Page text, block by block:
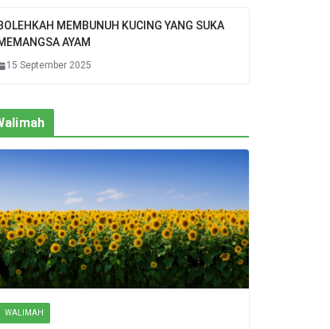
MEMBUNUH KUCING YANG SUKA
AYAM
15 September 2025
WALIMAH